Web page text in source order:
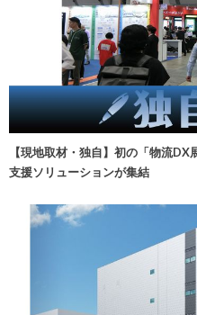
【現地取材・独自】初の「物流
支援ソリューションが集結